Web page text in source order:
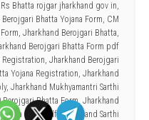
Bhatta rojgar jharkhand gov in,
Berojgari Bhatta Yojana Form, CM
, Jharkhand Berojgari Bhatta,
Berojgari Bhatta Form pdf
Registration, Jharkhand Berojgari
Yojana Registration, Jharkhand
, Jharkhand Mukhyamantri Sarthi
Bhatta Form, Jharkhand
Form pdf, Jharkhand Sarthi